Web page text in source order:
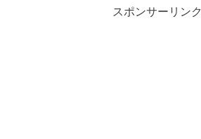
スポンサーリンク